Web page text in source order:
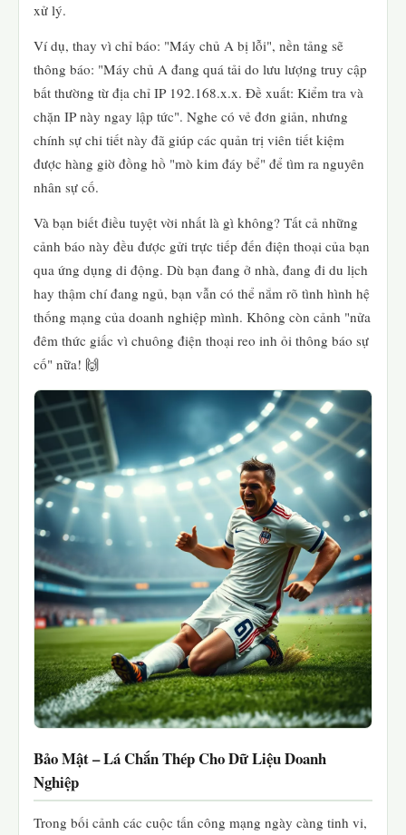
xử lý.
Ví dụ, thay vì chỉ báo: "Máy chủ A bị lỗi", nền tảng sẽ
thông báo: "Máy chủ A đang quá tải do lưu lượng truy cập
bất thường từ địa chỉ IP 192.168.x.x. Đề xuất: Kiểm tra và
chặn IP này ngay lập tức". Nghe có vẻ đơn giản, nhưng
chính sự chi tiết này đã giúp các quản trị viên tiết kiệm
được hàng giờ đồng hồ "mò kim đáy bể" để tìm ra nguyên
nhân sự cố.
Và bạn biết điều tuyệt vời nhất là gì không? Tất cả những
cảnh báo này đều được gửi trực tiếp đến điện thoại của bạn
qua ứng dụng di động. Dù bạn đang ở nhà, đang đi du lịch
hay thậm chí đang ngủ, bạn vẫn có thể nắm rõ tình hình hệ
thống mạng của doanh nghiệp mình. Không còn cảnh "nửa
đêm thức giấc vì chuông điện thoại reo inh ỏi thông báo sự
cố" nữa! 🙌
Bảo Mật – Lá Chắn Thép Cho Dữ Liệu Doanh
Nghiệp
Trong bối cảnh các cuộc tấn công mạng ngày càng tinh vi,